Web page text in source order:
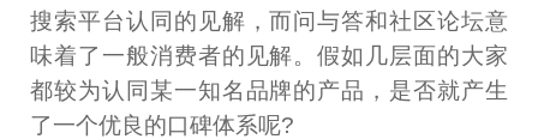
搜索平台认同的见解，而问与答和社区论坛意
味着了一般消费者的见解。假如几层面的大家
都较为认同某一知名品牌的产品，是否就产生
了一个优良的口碑体系呢?